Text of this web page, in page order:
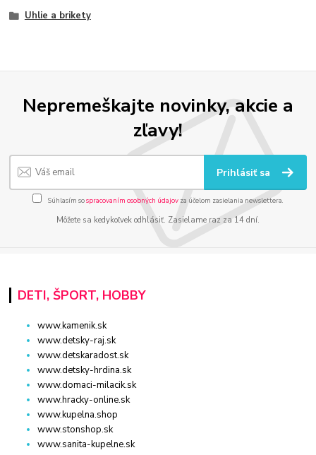
Uhlie a brikety
Nepremeškajte novinky, akcie a
zľavy!
Prihlásiť sa
Súhlasím sospracovaním osobných údajov za účelom zasielania newslettera.
Môžete sa kedykoľvek odhlásiť. Zasielame raz za 14 dní.
DETI, ŠPORT, HOBBY
www.kamenik.sk
www.detsky-raj.sk
www.detskaradost.sk
www.detsky-hrdina.sk
www.domaci-milacik.sk
www.hracky-online.sk
www.kupelna.shop
www.stonshop.sk
www.sanita-kupelne.sk